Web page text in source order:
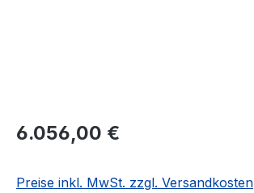
6.056,00 €
Preise inkl. MwSt. zzgl. Versandkosten